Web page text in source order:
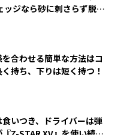
ッジなら砂に刺さらず脱出
合わせる簡単な方法はコ
持ち、下りは短く持つ！
食いつき、ドライバーは弾